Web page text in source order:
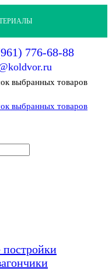
776-68-88
выбранных товаров
выбранных товаров
постройки